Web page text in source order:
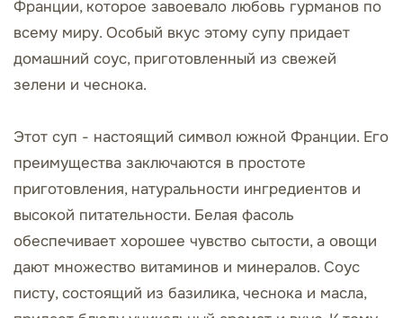
Франции, которое завоевало любовь гурманов по
всему миру. Особый вкус этому супу придает
домашний соус, приготовленный из свежей
зелени и чеснока.
Этот суп - настоящий символ южной Франции. Его
преимущества заключаются в простоте
приготовления, натуральности ингредиентов и
высокой питательности. Белая фасоль
обеспечивает хорошее чувство сытости, а овощи
дают множество витаминов и минералов. Соус
писту, состоящий из базилика, чеснока и масла,